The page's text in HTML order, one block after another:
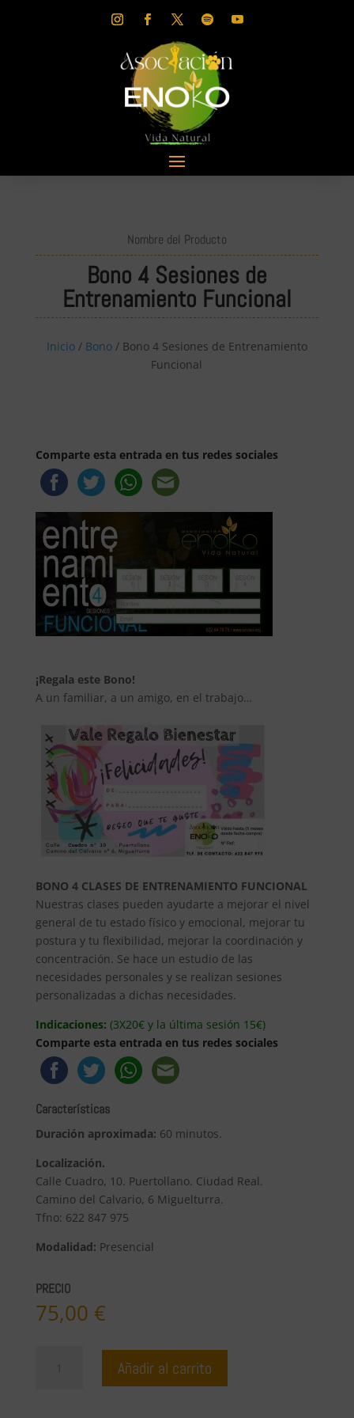
Nombre del Producto
Bono 4 Sesiones de
Entrenamiento Funcional
Inicio/ Bono/ Bono 4 Sesiones de Entrenamiento
Funcional
Comparte esta entrada en tus redes sociales
¡Regala este Bono!
A un familiar, a un amigo, en el trabajo…
BONO 4 CLASES DE ENTRENAMIENTO FUNCIONAL
Nuestras clases pueden ayudarte a mejorar el nivel
general de tu estado físico y emocional, mejorar tu
postura y tu flexibilidad, mejorar la coordinación y
concentración. Se hace un estudio de las
necesidades personales y se realizan sesiones
personalizadas a dichas necesidades.
Indicaciones: (3X20€ y la última sesión 15€)
Comparte esta entrada en tus redes sociales
Características
Duración aproximada: 60 minutos.
Localización.
Calle Cuadro, 10. Puertollano. Ciudad Real.
Camino del Calvario, 6 Miguelturra.
Tfno: 622 847 975
Modalidad: Presencial
PRECIO
75,00 €
Añadir al carrito